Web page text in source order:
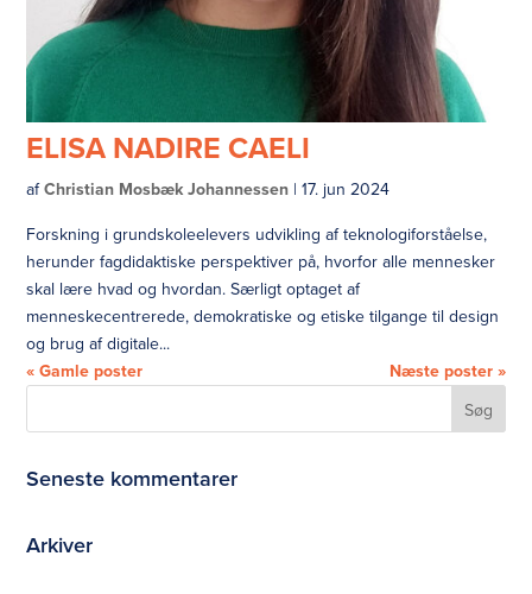
ELISA NADIRE CAELI
afChristian Mosbæk Johannessen |17. jun 2024
Forskning i grundskoleelevers udvikling af teknologiforståelse,
herunder fagdidaktiske perspektiver på, hvorfor alle mennesker
skal lære hvad og hvordan. Særligt optaget af
menneskecentrerede, demokratiske og etiske tilgange til design
og brug af digitale...
« Gamle poster
Næste poster »
Seneste kommentarer
Arkiver